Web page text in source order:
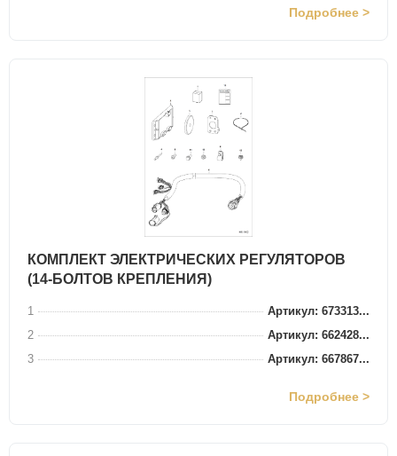
Подробнее >
КОМПЛЕКТ ЭЛЕКТРИЧЕСКИХ РЕГУЛЯТОРОВ
(14-БОЛТОВ КРЕПЛЕНИЯ)
1
Артикул: 673313...
2
Артикул: 662428...
3
Артикул: 667867...
Подробнее >